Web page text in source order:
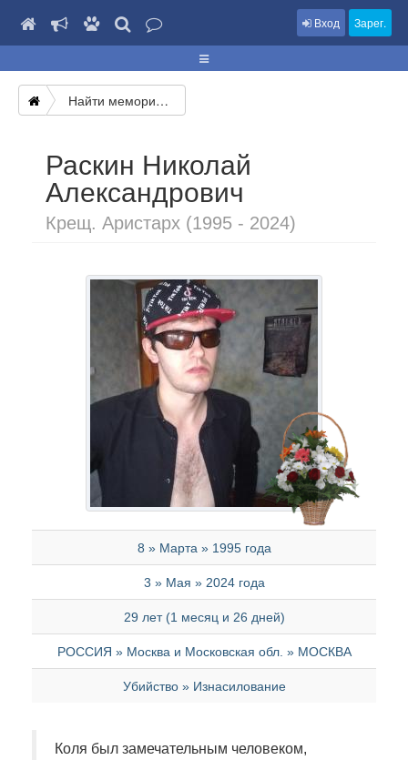
Вход Зарег.
Найти мемориал
Раскин Николай
Александрович
Крещ. Аристарх (1995 - 2024)
8 » Марта » 1995 года
3 » Мая » 2024 года
29 лет (1 месяц и 26 дней)
РОССИЯ » Москва и Московская обл. » МОСКВА
Убийство » Изнасилование
Коля был замечательным человеком,